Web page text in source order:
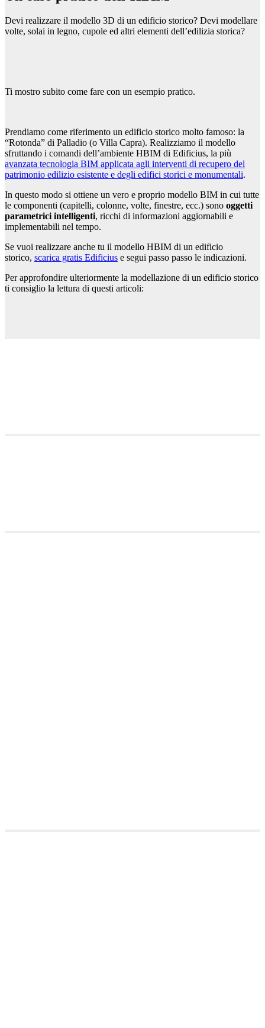
Devi realizzare il modello 3D di un edificio storico? Devi modellare
volte, solai in legno, cupole ed altri elementi dell’edilizia storica?
Ti mostro subito come fare con un esempio pratico.
Prendiamo come riferimento un edificio storico molto famoso: la
“Rotonda” di Palladio (o Villa Capra). Realizziamo il modello
sfruttando i comandi dell’ambiente HBIM di Edificius, la più
avanzata tecnologia BIM applicata agli interventi di recupero del
patrimonio edilizio esistente e degli edifici storici e monumentali.
In questo modo si ottiene un vero e proprio modello BIM in cui tutte
le componenti (capitelli, colonne, volte, finestre, ecc.) sono oggetti
parametrici intelligenti, ricchi di informazioni aggiornabili e
implementabili nel tempo.
Se vuoi realizzare anche tu il modello HBIM di un edificio
storico, scarica gratis Edificius e segui passo passo le indicazioni.
Per approfondire ulteriormente la modellazione di un edificio storico
ti consiglio la lettura di questi articoli: